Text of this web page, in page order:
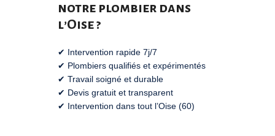
notre plombier dans
l’Oise ?
✔ Intervention rapide 7j/7
✔ Plombiers qualifiés et expérimentés
✔ Travail soigné et durable
✔ Devis gratuit et transparent
✔ Intervention dans tout l’Oise (60)